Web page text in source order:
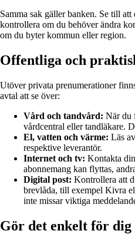
Samma sak gäller banken. Se till att
kontrollera om du behöver ändra
om du byter kommun eller region.
Offentliga och
Utöver privata prenumerationer
avtal att se över:
Vård och tandvård: När du
vårdcentral eller tandläkare.
El, vatten och värme: Läs
respektive leverantör.
Internet och tv: Kontakta
abonnemang kan flyttas,
Digital post: Kontrollera att
brevlåda, till exempel Kivra
inte missar viktiga
Gör det enkelt för dig